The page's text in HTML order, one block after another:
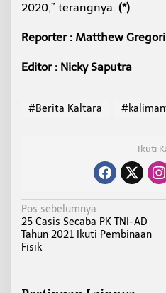
2020,” terangnya. (*)
Reporter : Matthew
Editor : Nicky Saputra
#Berita Kaltara
Ikuti
N
a
v
Pos sebelumnya
25 Casis Secaba PK TNI-AD
Tahun 2021 Ikuti Pembinaan
Fisik